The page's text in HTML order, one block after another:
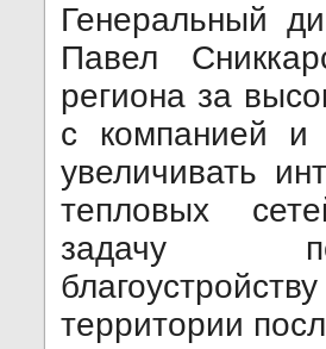
Генеральный
Павел
региона за
с компанией и
увеличивать
тепловых
задачу
территории